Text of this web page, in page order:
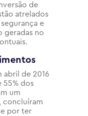
de
atrelados
e
geradas no
abril de 2016
55% dos
um
concluíram
por ter